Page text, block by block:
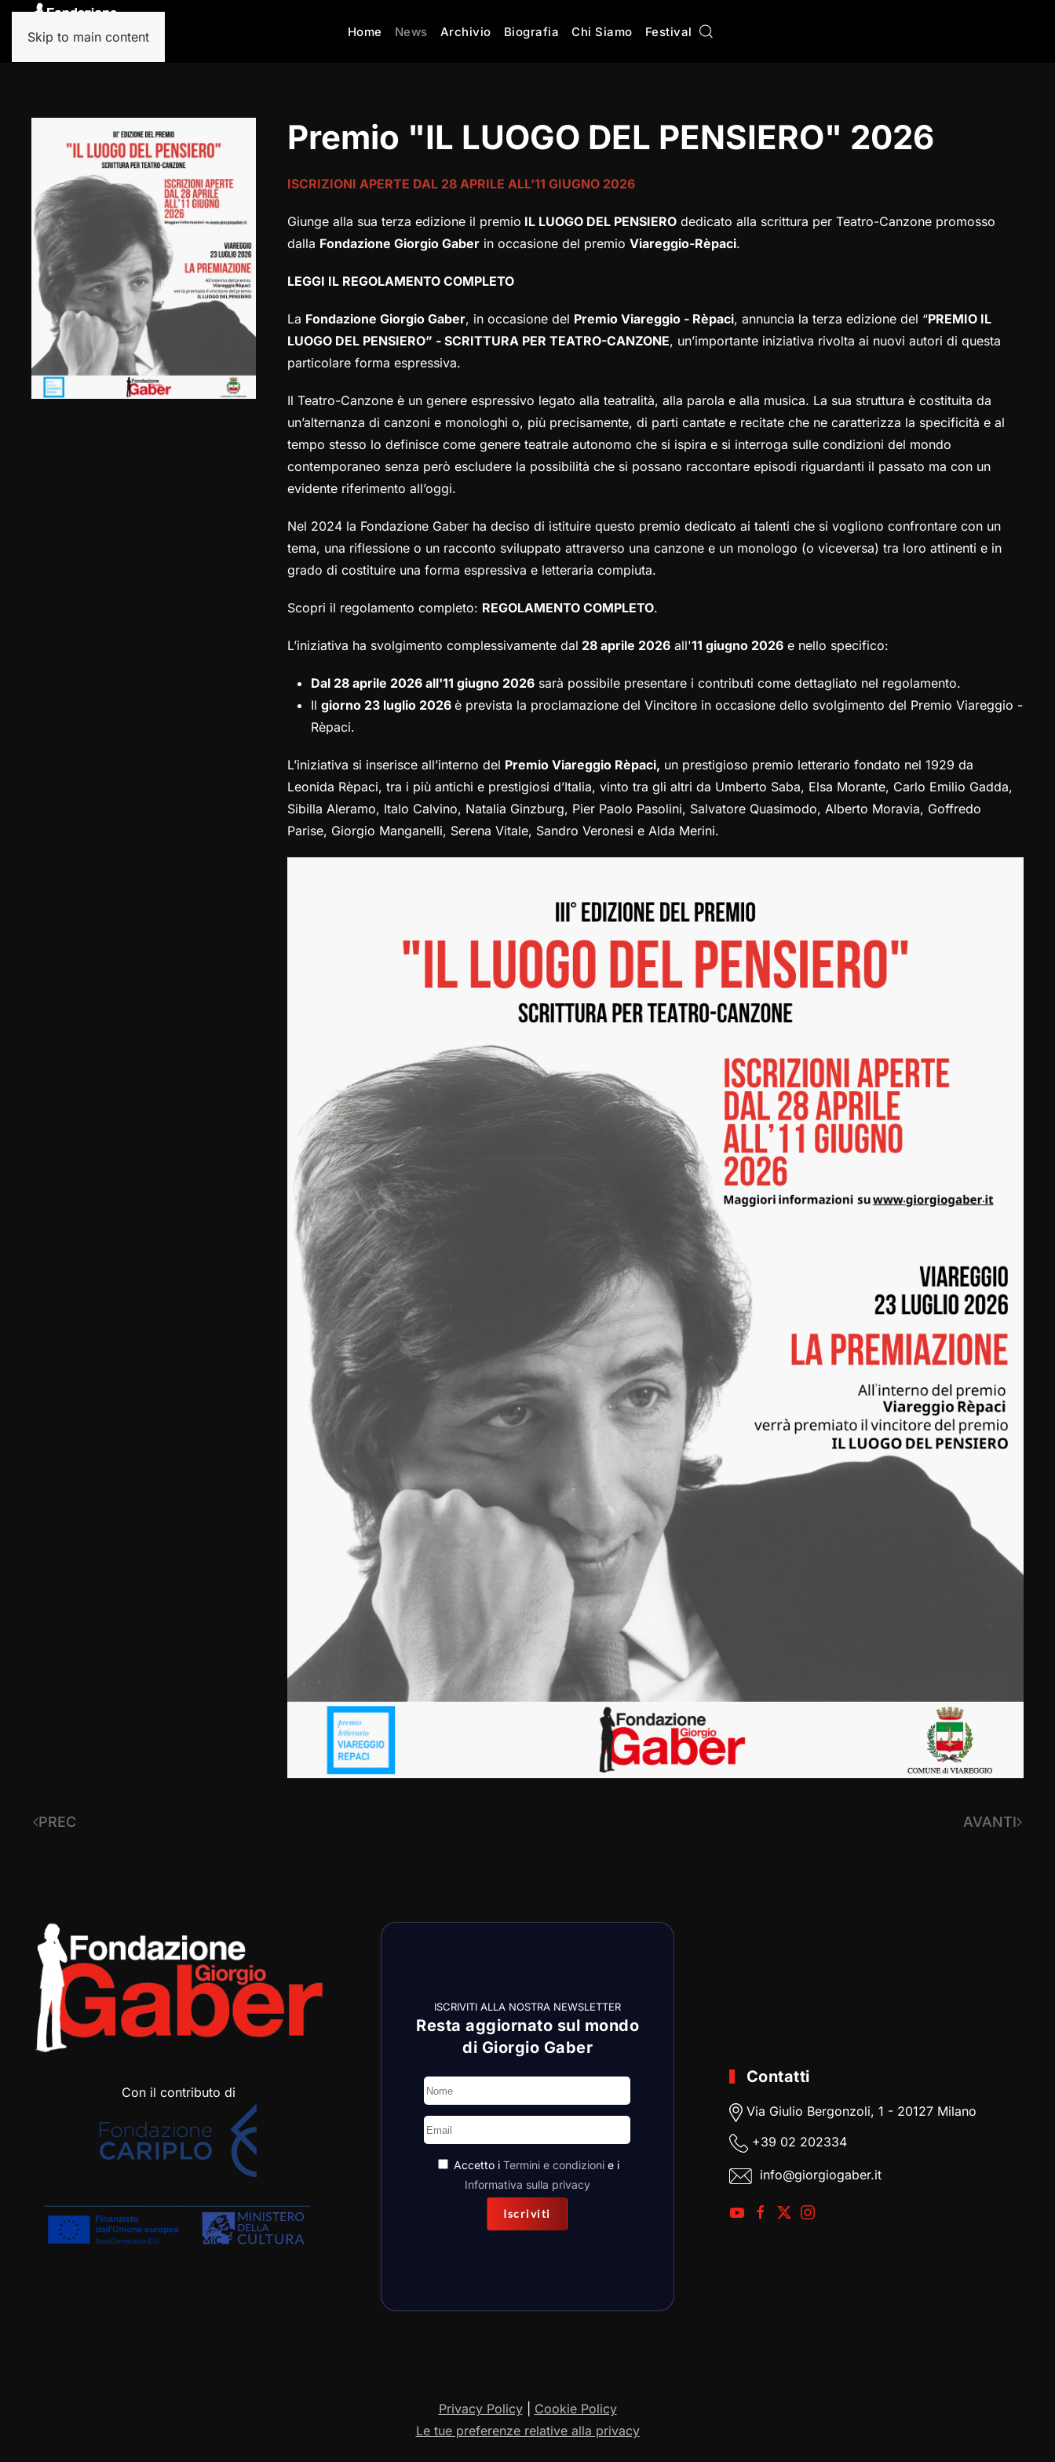
Skip to main content Home News Archivio Biografia Chi Siamo Festival
Premio "IL LUOGO DEL PENSIERO" 2026
ISCRIZIONI APERTE DAL 28 APRILE ALL'11 GIUGNO 2026
Giunge alla sua terza edizione il premio IL LUOGO DEL PENSIERO dedicato alla scrittura per Teatro-Canzone promosso
dalla Fondazione Giorgio Gaber in occasione del premio Viareggio-Rèpaci.
LEGGI IL REGOLAMENTO COMPLETO
La Fondazione Giorgio Gaber, in occasione del Premio Viareggio - Rèpaci, annuncia la terza edizione del “PREMIO IL
LUOGO DEL PENSIERO” - SCRITTURA PER TEATRO-CANZONE, un’importante iniziativa rivolta ai nuovi autori di questa
particolare forma espressiva.
Il Teatro-Canzone è un genere espressivo legato alla teatralità, alla parola e alla musica. La sua struttura è costituita da
un’alternanza di canzoni e monologhi o, più precisamente, di parti cantate e recitate che ne caratterizza la specificità e al
tempo stesso lo definisce come genere teatrale autonomo che si ispira e si interroga sulle condizioni del mondo
contemporaneo senza però escludere la possibilità che si possano raccontare episodi riguardanti il passato ma con un
evidente riferimento all’oggi.
Nel 2024 la Fondazione Gaber ha deciso di istituire questo premio dedicato ai talenti che si vogliono confrontare con un
tema, una riflessione o un racconto sviluppato attraverso una canzone e un monologo (o viceversa) tra loro attinenti e in
grado di costituire una forma espressiva e letteraria compiuta.
Scopri il regolamento completo: REGOLAMENTO COMPLETO.
L’iniziativa ha svolgimento complessivamente dal 28 aprile 2026 all'11 giugno 2026 e nello specifico:
Dal 28 aprile 2026 all'11 giugno 2026 sarà possibile presentare i contributi come dettagliato nel regolamento.
Il giorno 23 luglio 2026 è prevista la proclamazione del Vincitore in occasione dello svolgimento del Premio Viareggio -
Rèpaci.
L’iniziativa si inserisce all’interno del Premio Viareggio Rèpaci, un prestigioso premio letterario fondato nel 1929 da
Leonida Rèpaci, tra i più antichi e prestigiosi d’Italia, vinto tra gli altri da Umberto Saba, Elsa Morante, Carlo Emilio Gadda,
Sibilla Aleramo, Italo Calvino, Natalia Ginzburg, Pier Paolo Pasolini, Salvatore Quasimodo, Alberto Moravia, Goffredo
Parise, Giorgio Manganelli, Serena Vitale, Sandro Veronesi e Alda Merini.
PREC AVANTI
Con il contributo di
ISCRIVITI ALLA NOSTRA NEWSLETTER
Resta aggiornato sul mondo
di Giorgio Gaber
Accetto iTermini e condizioni e i
Informativa sulla privacy
Iscriviti
Contatti
Via Giulio Bergonzoli, 1 - 20127 Milano
+39 02 202334
info@giorgiogaber.it
Privacy Policy| Cookie Policy
Le tue preferenze relative alla privacy